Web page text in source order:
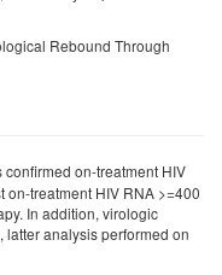
Rebound Through
on-treatment HIV
on-treatment HIV RNA >=400
In addition, virologic
analysis performed on